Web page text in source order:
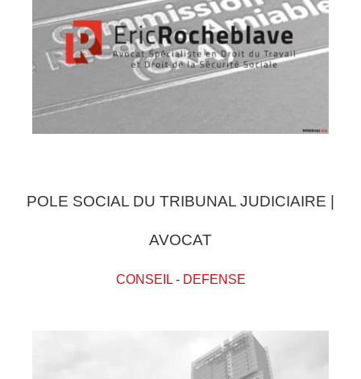
POLE SOCIAL DU TRIBUNAL JUDICIAIRE |
AVOCAT
CONSEIL- DEFENSE